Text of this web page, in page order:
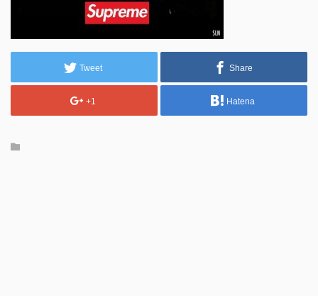
Tweet Share
+1 Hatena